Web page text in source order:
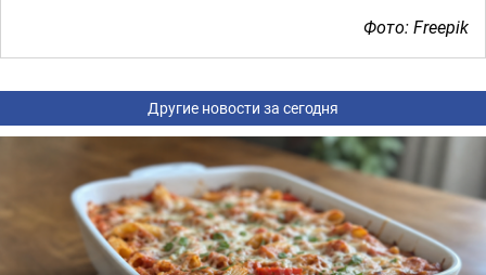
Фото: Freepik
Другие новости за сегодня